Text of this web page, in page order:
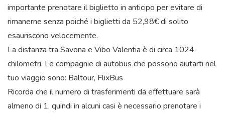
importante prenotare il biglietto in anticipo per evitare di
rimanerne senza poiché i biglietti da 52,98€ di solito
esauriscono velocemente.
La distanza tra Savona e Vibo Valentia è di circa 1024
chilometri. Le compagnie di autobus che possono aiutarti nel
tuo viaggio sono: Baltour, FlixBus
Ricorda che il numero di trasferimenti da effettuare sarà
almeno di 1, quindi in alcuni casi è necessario prenotare i